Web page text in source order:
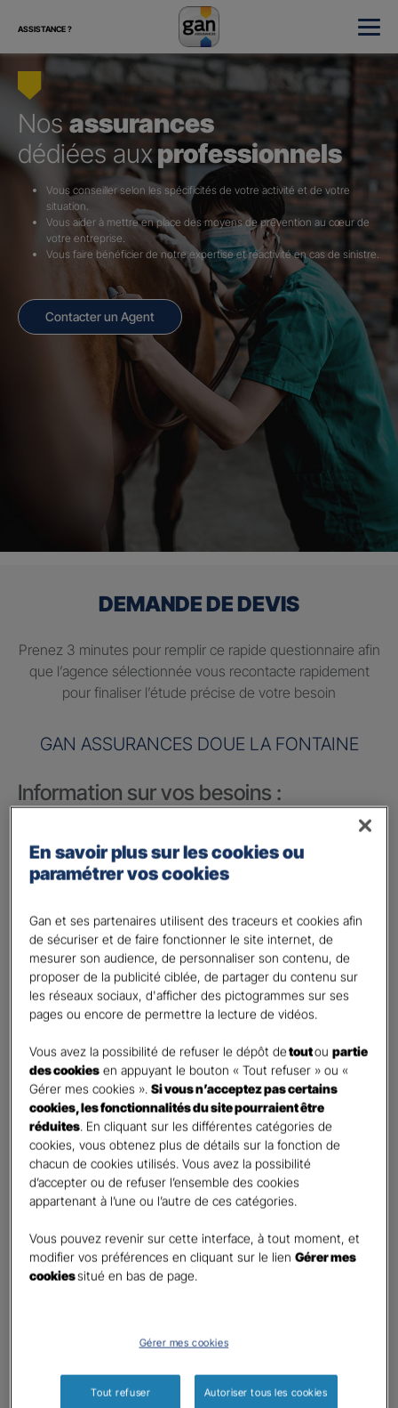
ASSISTANCE ?
Nosassurances
dédiées aux professionnels
Vous conseiller selon les spécificités de votre activité et de votre
situation.
Vous aider à mettre en place des moyens de prévention au cœur de
votre entreprise.
Vous faire bénéficier de notre expertise et réactivité en cas de sinistre.
Contacter un Agent
DEMANDE DE DEVIS
Prenez 3 minutes pour remplir ce rapide questionnaire afin
que l’agence sélectionnée vous recontacte rapidement
pour finaliser l’étude précise de votre besoin
GAN ASSURANCES DOUE LA FONTAINE
Information sur vos besoins :
votre vie privée
votre vie professionnelle
Vos informations :
Etes-vous déjà client Gan assurances ?*
Oui
Non
Civilité *
Madame
Monsieur
Contact*
First Last
Téléphone*
United
States
+1
E-mail *
Informations complémentaires (facultatif)
En savoir plus sur les cookies ou
paramétrer vos cookies
Gan et ses partenaires utilisent des traceurs et cookies afin
de sécuriser et de faire fonctionner le site internet, de
mesurer son audience, de personnaliser son contenu, de
proposer de la publicité ciblée, de partager du contenu sur
les réseaux sociaux, d'afficher des pictogrammes sur ses
pages ou encore de permettre la lecture de vidéos.
Vous avez la possibilité de refuser le dépôt detoutoupartie
des cookies en appuyant le bouton « Tout refuser » ou «
Gérer mes cookies ».Si vous n’acceptez pas certains
cookies, les fonctionnalités du site pourraient être
réduites. En cliquant sur les différentes catégories de
cookies, vous obtenez plus de détails sur la fonction de
chacun de cookies utilisés. Vous avez la possibilité
d’accepter ou de refuser l’ensemble des cookies
appartenant à l’une ou l’autre de ces catégories.
Vous pouvez revenir sur cette interface, à tout moment, et
modifier vos préférences en cliquant sur le lienGérer mes
cookiessitué en bas de page.
Gérer mes cookies
Tout refuser Autoriser tous les cookies